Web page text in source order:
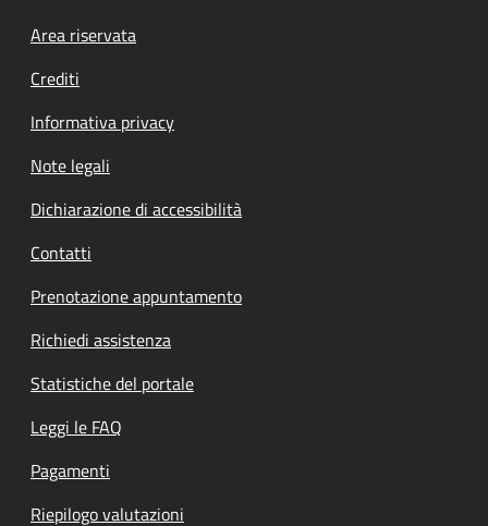
Footer menu
Area riservata
Crediti
Informativa privacy
Note legali
Dichiarazione di accessibilità
Contatti
Prenotazione appuntamento
Richiedi assistenza
Statistiche del portale
Leggi le FAQ
Pagamenti
Riepilogo valutazioni